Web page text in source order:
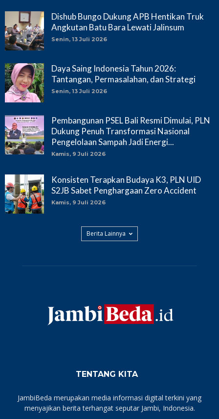
Dishub Bungo Dukung APB Hentikan Truk
Angkutan Batu Bara Lewati Jalinsum
Senin, 13 Juli 2026
Daya Saing Indonesia Tahun 2026:
Tantangan, Permasalahan, dan Strategi
Senin, 13 Juli 2026
Pembangunan PSEL Bali Resmi Dimulai, PLN
Dukung Penuh Transformasi Nasional
Pengelolaan Sampah Jadi Energi...
Kamis, 9 Juli 2026
Konsisten Terapkan Budaya K3, PLN UID
S2JB Sabet Penghargaan Zero Accident
Kamis, 9 Juli 2026
Berita Lainnya
TENTANG KITA
JambiBeda merupakan media informasi digital terkini yang
menyajikan berita terhangat seputar Jambi, Indonesia.